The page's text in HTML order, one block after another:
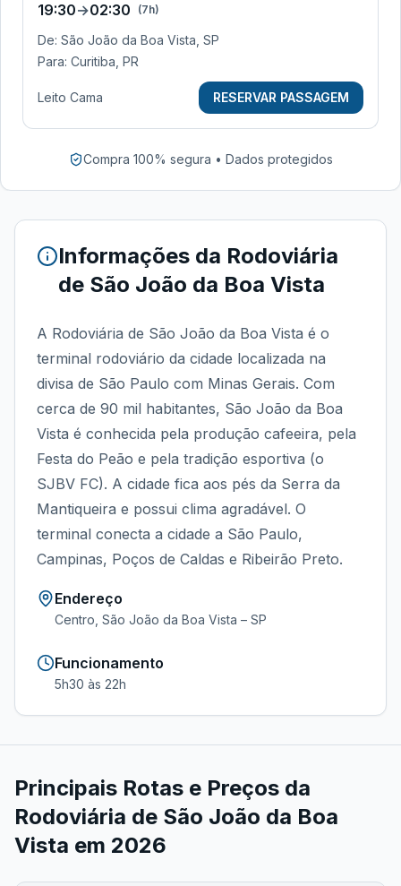
19:30→02:30 (7h)
De: São João da Boa Vista, SP
Para: Curitiba, PR
Leito Cama RESERVAR PASSAGEM
Compra 100% segura • Dados protegidos
Informações da Rodoviária
de São João da Boa Vista
A Rodoviária de São João da Boa Vista é o
terminal rodoviário da cidade localizada na
divisa de São Paulo com Minas Gerais. Com
cerca de 90 mil habitantes, São João da Boa
Vista é conhecida pela produção cafeeira, pela
Festa do Peão e pela tradição esportiva (o
SJBV FC). A cidade fica aos pés da Serra da
Mantiqueira e possui clima agradável. O
terminal conecta a cidade a São Paulo,
Campinas, Poços de Caldas e Ribeirão Preto.
Endereço
Centro, São João da Boa Vista – SP
Funcionamento
5h30 às 22h
Principais Rotas e Preços da
Rodoviária de São João da Boa
Vista em 2026